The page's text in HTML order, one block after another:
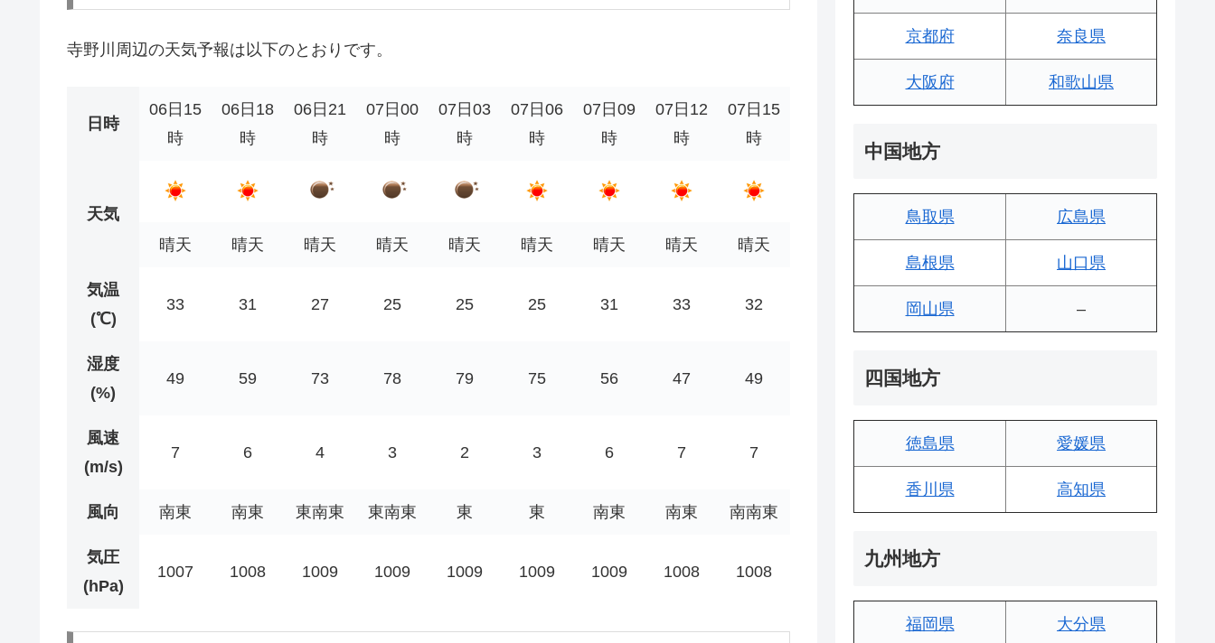
寺野川周辺の天気予報は以下のとおりです。
日時
06日15
時
06日18
時
06日21
時
07日00
時
07日03
時
07日06
時
07日09
時
07日12
時
07日15
時
天気
晴天
晴天 晴天 晴天 晴天 晴天 晴天 晴天 晴天
気温
(℃)
33 31 27 25 25 25 31 33 32
湿度
(%)
49 59 73 78 79 75 56 47 49
風速
(m/s)
7 6 4 3 2 3 6 7 7
風向 南東 南東 東南東 東南東 東 東 南東 南東 南南東
気圧
(hPa)
1007 1008 1009 1009 1009 1009 1009 1008 1008
京都府 奈良県
大阪府 和歌山県
中国地方
鳥取県 広島県
島根県 山口県
岡山県 –
四国地方
徳島県 愛媛県
香川県 高知県
九州地方
福岡県 大分県